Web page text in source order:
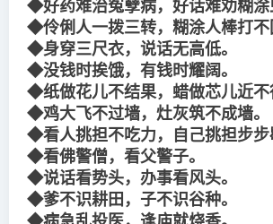
◆好药难治冤孽病，好话难劝糊涂
◆伶俐人一拨三转，糊涂人棒打不
◆身穿三尺衣，说话无高低。
◆没钱时挨饿，有钱时耀阔。
◆纸做花儿不结果，蜡做芯儿近不
◆鸡大飞不过墙，灶灰筑不成墙。
◆看人挑担不吃力，自己挑担步步
◆看佛警僧，看父警子。
◆说话看势头，办事看风头。
◆爹不识耕田，子不识谷种。